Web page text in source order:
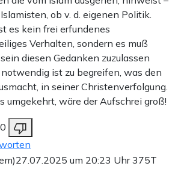
ob v. d. eigenen Politik.
es kein frei erfundenes
Verhalten, sondern es muß
diesen Gedanken zuzulassen
ist zu begreifen, was den
in seiner Christenverfolgung.
umgekehrt, wäre der Aufschrei groß!
27.07.2025 um 20:23 Uhr375T